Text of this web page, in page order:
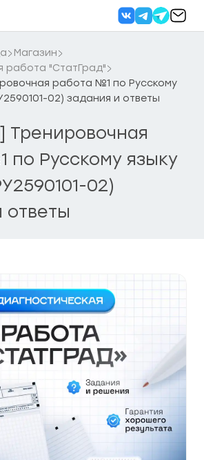
Магазин
работа "СтатГрад"
работа №1 по Русскому
02) задания и ответы
Тренировочная
по Русскому языку
02)
ответы